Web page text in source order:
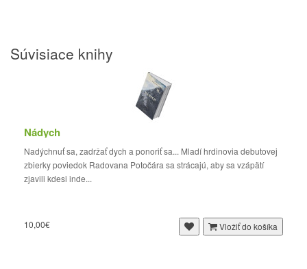
Súvisiace knihy
Nádych
Nadýchnuť sa, zadržať dych a ponoriť sa... Mladí hrdinovia debutovej
zbierky poviedok Radovana Potočára sa strácajú, aby sa vzápätí
zjavili kdesi inde...
10,00€ Vložiť do košíka